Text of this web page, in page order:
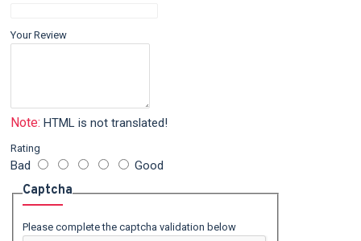
Your Review
Note: HTML is not translated!
Rating
Bad Good
Captcha
Please complete the captcha validation below